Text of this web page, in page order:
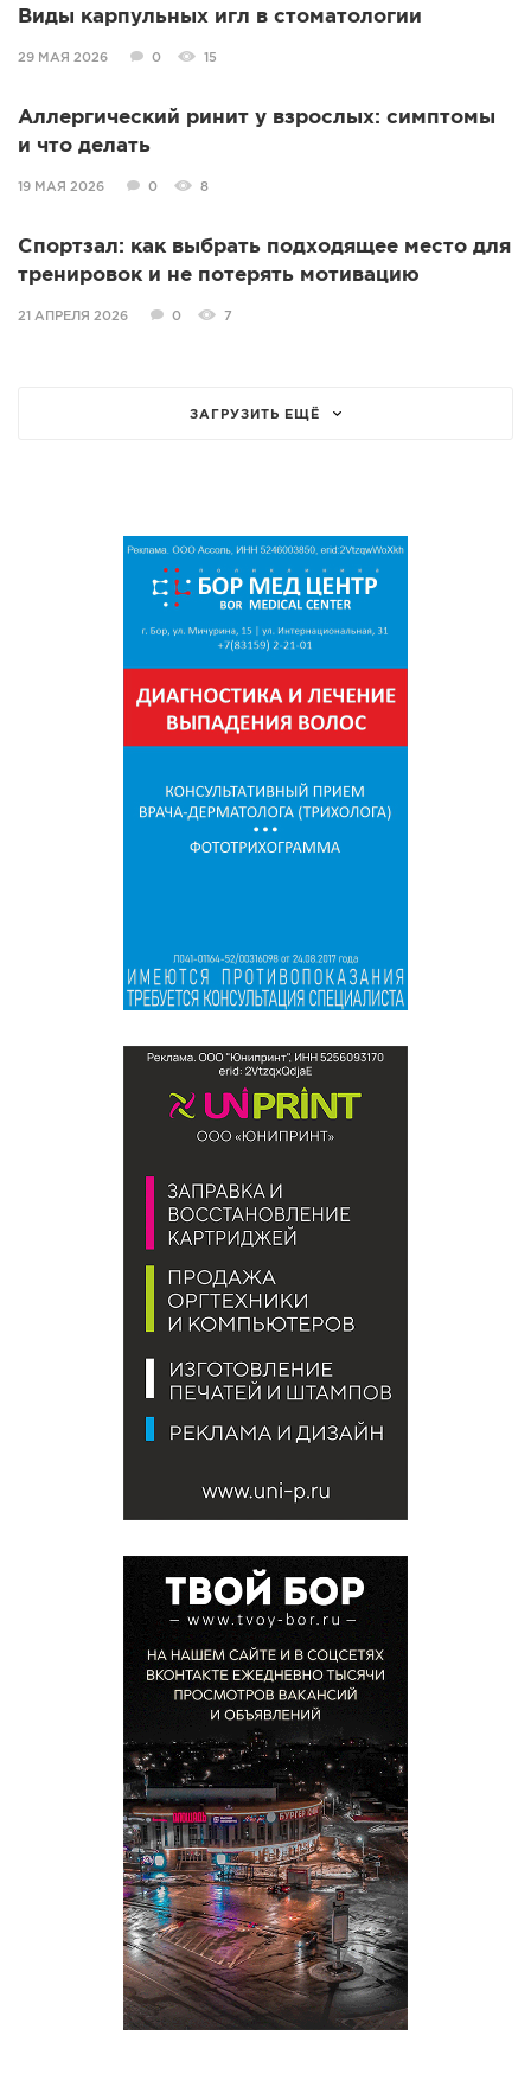
Виды карпульных игл в стоматологии
29 МАЯ 2026 0 15
Аллергический ринит у взрослых: симптомы
и что делать
19 МАЯ 2026 0 8
Спортзал: как выбрать подходящее место для
тренировок и не потерять мотивацию
21 АПРЕЛЯ 2026 0 7
ЗАГРУЗИТЬ ЕЩЁ